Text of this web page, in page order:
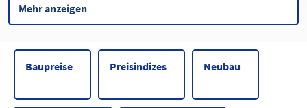
Mehr anzeigen
Baupreise Preisindizes Neubau